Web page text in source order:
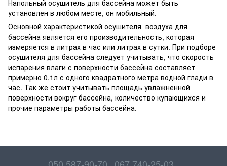
Напольный осушитель для бассейна может быть
установлен в любом месте, он мобильный.
Основной характеристикой осушителя воздуха для
бассейна является его производительность, которая
измеряется в литрах в час или литрах в сутки. При подборе
осушителя для бассейна следует учитывать, что скорость
испарения влаги с поверхности бассейна составляет
примерно 0,1л с одного квадратного метра водной глади в
час. Так же стоит учитывать площадь увлажненной
поверхности вокруг бассейна, количество купающихся и
прочие параметры работы бассейна.